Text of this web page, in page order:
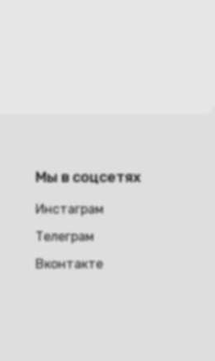
Мы в соцсетях
Инстаграм
Телеграм
Вконтакте